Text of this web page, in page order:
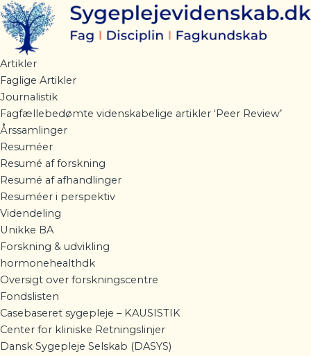
Gå
til
indholdet
Artikler
Faglige Artikler
Journalistik
Fagfællebedømte videnskabelige artikler ‘Peer Review’
Årssamlinger
Resuméer
Resumé af forskning
Resumé af afhandlinger
Resuméer i perspektiv
Videndeling
Unikke BA
Forskning & udvikling
hormonehealthdk
Oversigt over forskningscentre
Fondslisten
Casebaseret sygepleje – KAUSISTIK
Center for kliniske Retningslinjer
Dansk Sygepleje Selskab (DASYS)